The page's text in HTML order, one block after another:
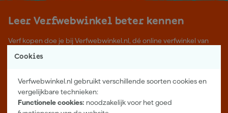
Cookies
Verfwebwinkel.nl gebruikt verschillende soorten cookies en
vergelijkbare technieken:
Functionele cookies: noodzakelijk voor het goed
Leer Verfwebwinkel beter kennen
Verf kopen doe je bij Verfwebwinkel.nl, dé online verfwinkel van
Nederland. Voordelige verf van topkwaliteit en gratis deskundig
Meer over ons
Showroom in Tilburg
Openingstijden